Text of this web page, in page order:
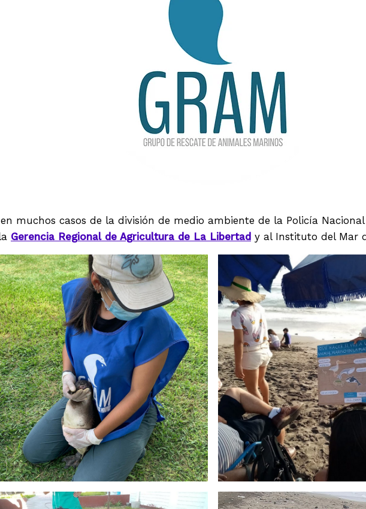
muchos casos de la división de medio ambiente de la Policía
Gerencia Regional de Agricultura de La Libertad y al Instituto del Mar